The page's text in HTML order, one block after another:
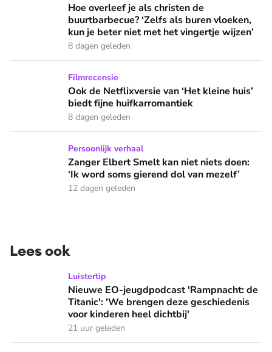
Hoe overleef je als christen de buurtbarbecue? ‘Zelfs als
Hoe overleef je als christen de
buurtbarbecue? ‘Zelfs als buren vloeken,
kun je beter niet met het vingertje wijzen’
8 dagen geleden
Ook de Netflixversie van ‘Het kleine huis’ biedt fijne
Filmrecensie
Ook de Netflixversie van ‘Het kleine huis’
biedt fijne huifkarromantiek
8 dagen geleden
Zanger Elbert Smelt kan niet niets doen: ‘Ik word soms
Persoonlijk verhaal
Zanger Elbert Smelt kan niet niets doen:
‘Ik word soms gierend dol van mezelf’
12 dagen geleden
Lees ook
Nieuwe EO-jeugdpodcast 'Rampnacht: de Titanic': 'We
Luistertip
Nieuwe EO-jeugdpodcast 'Rampnacht: de
Titanic': 'We brengen deze geschiedenis
voor kinderen heel dichtbij'
21 uur geleden